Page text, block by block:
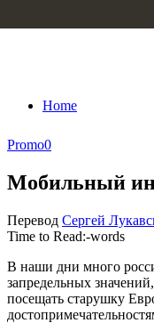
Home
Promo0
Мобильный
Перевод Сергей
Time to Read:-words
В наши дни много
запредельных
посещать старушку